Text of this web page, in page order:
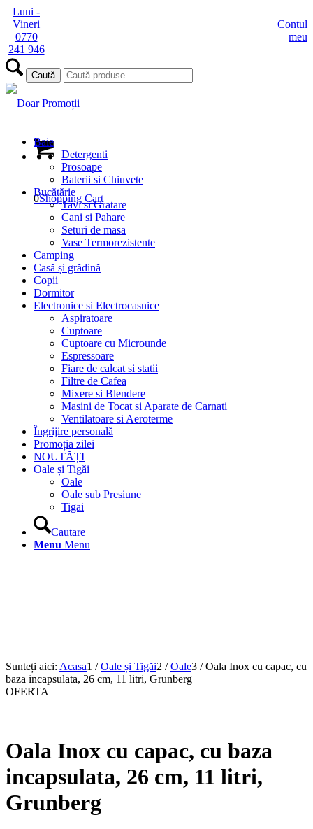
Luni -
Vineri
0770
241 946
Contul
meu
0Shopping Cart
Baie
Detergenti
Prosoape
Baterii si Chiuvete
Bucătărie
Tavi si Gratare
Cani si Pahare
Seturi de masa
Vase Termorezistente
Camping
Casă și grădină
Copii
Dormitor
Electronice si Electrocasnice
Aspiratoare
Cuptoare
Cuptoare cu Microunde
Espressoare
Fiare de calcat si statii
Filtre de Cafea
Mixere si Blendere
Masini de Tocat si Aparate de Carnati
Ventilatoare si Aeroterme
Îngrijire personală
Promoția zilei
NOUTĂȚI
Oale și Tigăi
Oale
Oale sub Presiune
Tigai
Cautare
Menu Menu
Sunteți aici: Acasa1 / Oale și Tigăi2 / Oale3 / Oala Inox cu capac, cu
baza incapsulata, 26 cm, 11 litri, Grunberg
OFERTA
Oala Inox cu capac, cu baza
incapsulata, 26 cm, 11 litri,
Grunberg